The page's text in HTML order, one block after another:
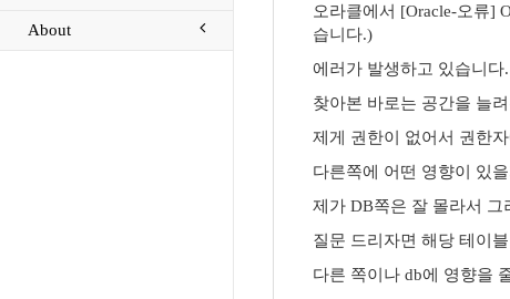
About
오라클에서 [Oracle-오류]
습니다.)
에러가 발생하고 있습니다.
찾아본 바로는 공간을 늘
제게 권한이 없어서 권한
다른쪽에 어떤 영향이 있
제가 DB쪽은 잘 몰라서 그
질문 드리자면 해당 테이
다른 쪽이나 db에 영향을